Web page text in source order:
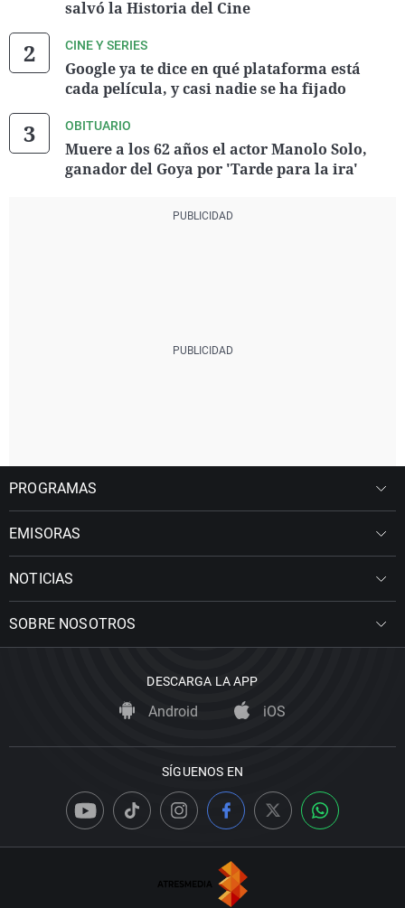
salvó la Historia del Cine
CINE Y SERIES
Google ya te dice en qué plataforma está
cada película, y casi nadie se ha fijado
OBITUARIO
Muere a los 62 años el actor Manolo Solo,
ganador del Goya por 'Tarde para la ira'
PROGRAMAS
EMISORAS
NOTICIAS
SOBRE NOSOTROS
DESCARGA LA APP
Android iOS
SÍGUENOS EN